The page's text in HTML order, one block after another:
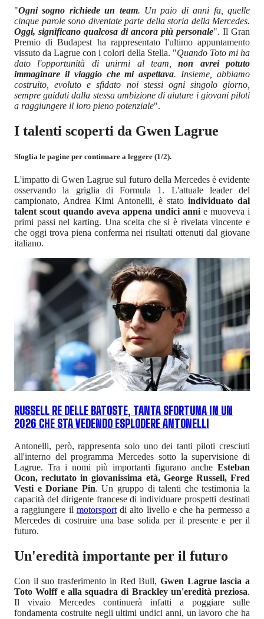
"Ogni sogno richiede un team. Un paio di anni fa, quelle
cinque parole sono diventate parte della storia della Mercedes.
Oggi, significano qualcosa di ancora più personale". Il Gran
Premio di Budapest ha rappresentato l'ultimo appuntamento
vissuto da Lagrue con i colori della Stella. "Quando Toto mi ha
dato l'opportunità di unirmi al team,non avrei potuto
immaginare il viaggio che mi aspettava. Insieme, abbiamo
costruito, evoluto e sfidato noi stessi ogni singolo giorno,
sempre guidati dalla stessa ambizione di aiutare i giovani piloti
a raggiungere il loro pieno potenziale".
I talenti scoperti da Gwen Lagrue
Sfoglia le pagine per continuare a leggere (1/2).
L'impatto di Gwen Lagrue sul futuro della Mercedes è evidente
osservando la griglia di Formula 1. L'attuale leader del
campionato, Andrea Kimi Antonelli, è stato individuato dal
talent scout quando aveva appena undici anni e muoveva i
primi passi nel karting. Una scelta che si è rivelata vincente e
che oggi trova piena conferma nei risultati ottenuti dal giovane
italiano.
RUSSELL RE DELLE BATOSTE, TANTA SFORTUNA IN UN
2026 CHE STA VEDENDO ESPLODERE ANTONELLI
Antonelli, però, rappresenta solo uno dei tanti piloti cresciuti
all'interno del programma Mercedes sotto la supervisione di
Lagrue. Tra i nomi più importanti figurano anche Esteban
Ocon, reclutato in giovanissima età, George Russell, Fred
Vesti e Doriane Pin. Un gruppo di talenti che testimonia la
capacità del dirigente francese di individuare prospetti destinati
a raggiungere il motorsportdi alto livello e che ha permesso a
Mercedes di costruire una base solida per il presente e per il
futuro.
Un'eredità importante per il futuro
Con il suo trasferimento in Red Bull, Gwen Lagrue lascia a
Toto Wolff e alla squadra di Brackley un'eredità preziosa.
Il vivaio Mercedes continuerà infatti a poggiare sulle
fondamenta costruite negli ultimi undici anni, un lavoro che ha